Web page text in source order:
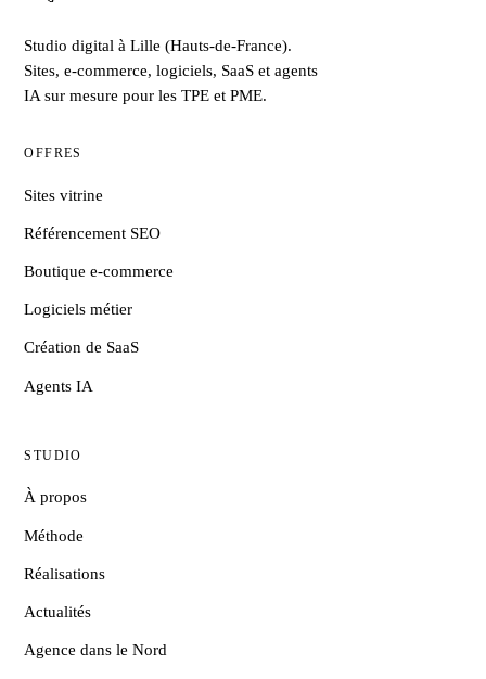
Studio digital à Lille (Hauts-de-France).
Sites, e-commerce, logiciels, SaaS et agents
IA sur mesure pour les TPE et PME.
OFFRES
Sites vitrine
Référencement SEO
Boutique e-commerce
Logiciels métier
Création de SaaS
Agents IA
STUDIO
À propos
Méthode
Réalisations
Actualités
Agence dans le Nord